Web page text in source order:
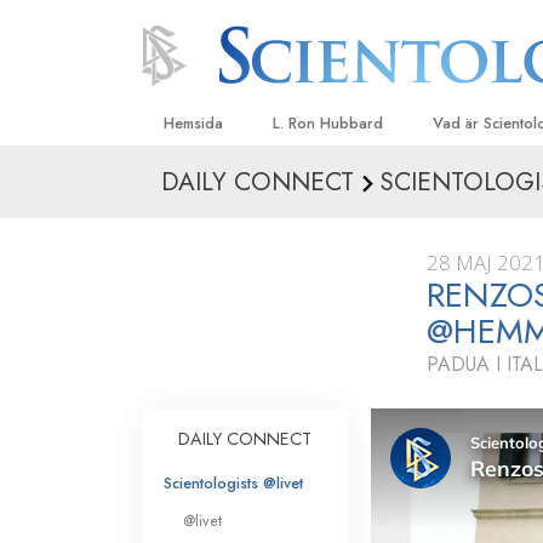
Hemsida L. Ron Hubbard Vad är
Trossatser och
Vad
Scientology
Träffa en
Inne i en Kyrka
En introduktion
Kärlek och hat –
Vad är storhet?
DAILY CONNECT
28 MAJ 2021
PADUA I
DAILY CONNECT
Scientologists @livet
@livet